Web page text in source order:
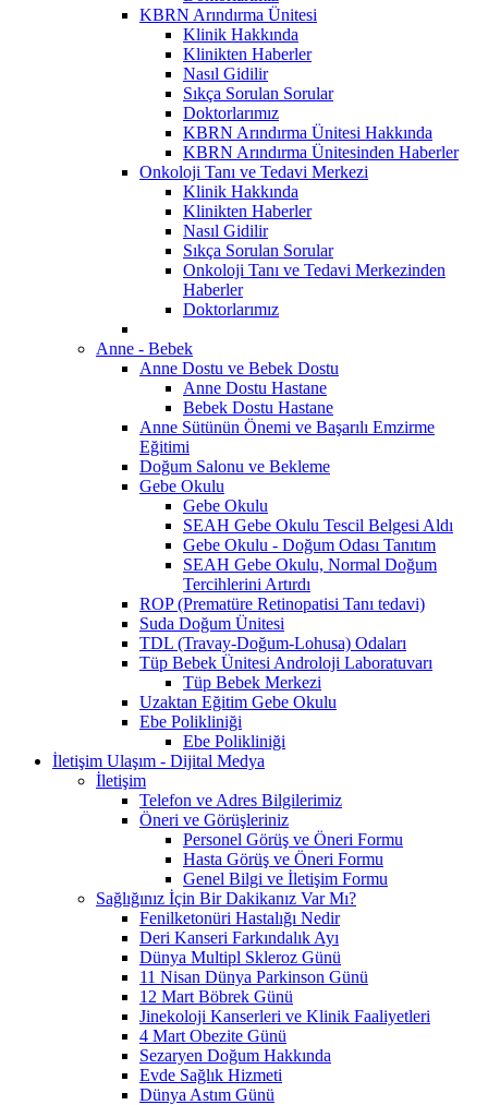
KBRN Arındırma Ünitesi
Klinik Hakkında
Klinikten Haberler
Nasıl Gidilir
Sıkça Sorulan Sorular
Doktorlarımız
KBRN Arındırma Ünitesi Hakkında
KBRN Arındırma Ünitesinden Haberler
Onkoloji Tanı ve Tedavi Merkezi
Klinik Hakkında
Klinikten Haberler
Nasıl Gidilir
Sıkça Sorulan Sorular
Onkoloji Tanı ve Tedavi Merkezinden
Haberler
Doktorlarımız
Anne - Bebek
Anne Dostu ve Bebek Dostu
Anne Dostu Hastane
Bebek Dostu Hastane
Anne Sütünün Önemi ve Başarılı Emzirme
Eğitimi
Doğum Salonu ve Bekleme
Gebe Okulu
Gebe Okulu
SEAH Gebe Okulu Tescil Belgesi Aldı
Gebe Okulu - Doğum Odası Tanıtım
SEAH Gebe Okulu, Normal Doğum
Tercihlerini Artırdı
ROP (Prematüre Retinopatisi Tanı tedavi)
Suda Doğum Ünitesi
TDL (Travay-Doğum-Lohusa) Odaları
Tüp Bebek Ünitesi Androloji Laboratuvarı
Tüp Bebek Merkezi
Uzaktan Eğitim Gebe Okulu
Ebe Polikliniği
Ebe Polikliniği
İletişim Ulaşım - Dijital Medya
İletişim
Telefon ve Adres Bilgilerimiz
Öneri ve Görüşleriniz
Personel Görüş ve Öneri Formu
Hasta Görüş ve Öneri Formu
Genel Bilgi ve İletişim Formu
Sağlığınız İçin Bir Dakikanız Var Mı?
Fenilketonüri Hastalığı Nedir
Deri Kanseri Farkındalık Ayı
Dünya Multipl Skleroz Günü
11 Nisan Dünya Parkinson Günü
12 Mart Böbrek Günü
Jinekoloji Kanserleri ve Klinik Faaliyetleri
4 Mart Obezite Günü
Sezaryen Doğum Hakkında
Evde Sağlık Hizmeti
Dünya Astım Günü